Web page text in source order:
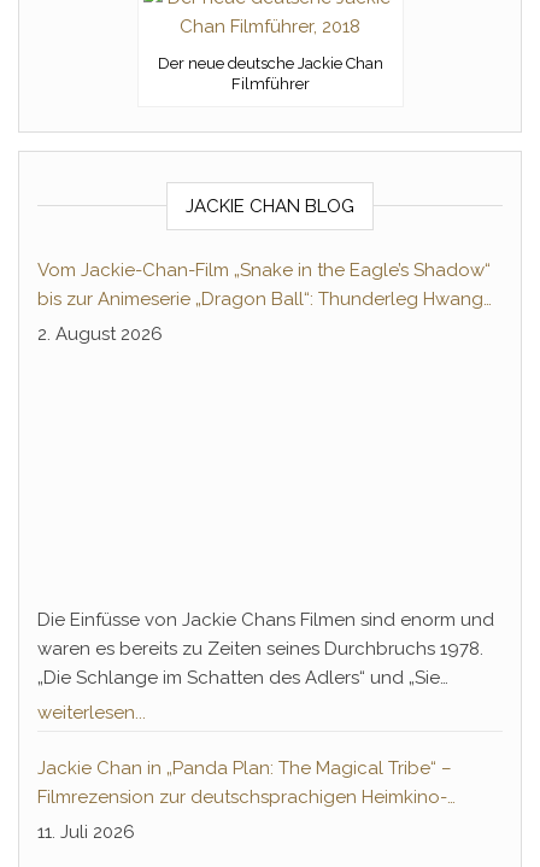
Der neue deutsche Jackie Chan
Filmführer
JACKIE CHAN BLOG
Vom Jackie-Chan-Film „Snake in the Eagle’s Shadow“
bis zur Animeserie „Dragon Ball“: Thunderleg Hwang
Jang-Lee tritt globale Rechteoffensive los
2. August 2026
Die Einfüsse von Jackie Chans Filmen sind enorm und
waren es bereits zu Zeiten seines Durchbruchs 1978.
„Die Schlange im Schatten des Adlers“ und „Sie
nannten ihn Knochenbrecher“ ebneten nicht nur die
sondern führte auch einen legendären Gegenspieler
ein, der bis heute in der Pop-Kultur tief verankert ist:
Hwang Jang-Lee.
weiterlesen...
Jackie Chan in „Panda Plan: The Magical Tribe“ –
Filmrezension zur deutschsprachigen Heimkino-
Premiere
11. Juli 2026